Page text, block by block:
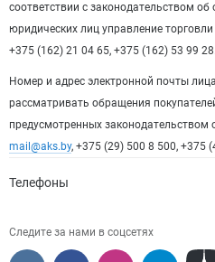
соответствии с законодательством
юридических лиц управление
+375 (162) 21 04 65, +375 (162) 53 99 28.
Номер и адрес электронной почты
рассматривать обращения
предусмотренных законодательством
mail@aks.by, +375 (29) 500 8 500, +375
Телефоны
Следите за нами в соцсетях